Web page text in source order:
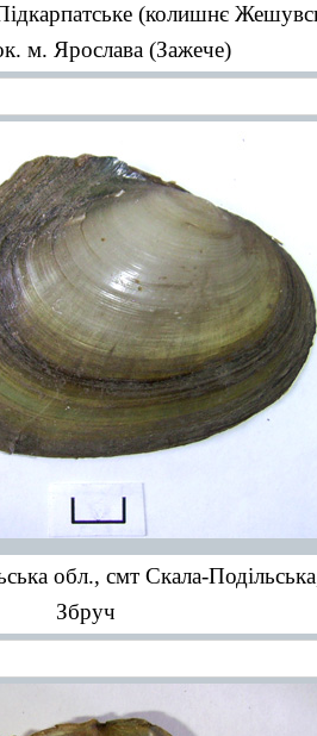
(колишнє
м. Ярослава (Зажече)
обл., смт Скала-
Збруч